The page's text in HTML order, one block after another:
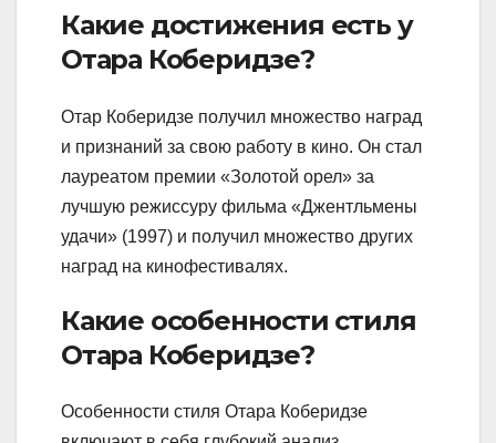
Какие достижения есть у
Отара Коберидзе?
Отар Коберидзе получил множество наград
и признаний за свою работу в кино. Он стал
лауреатом премии «Золотой орел» за
лучшую режиссуру фильма «Джентльмены
удачи» (1997) и получил множество других
наград на кинофестивалях.
Какие особенности стиля
Отара Коберидзе?
Особенности стиля Отара Коберидзе